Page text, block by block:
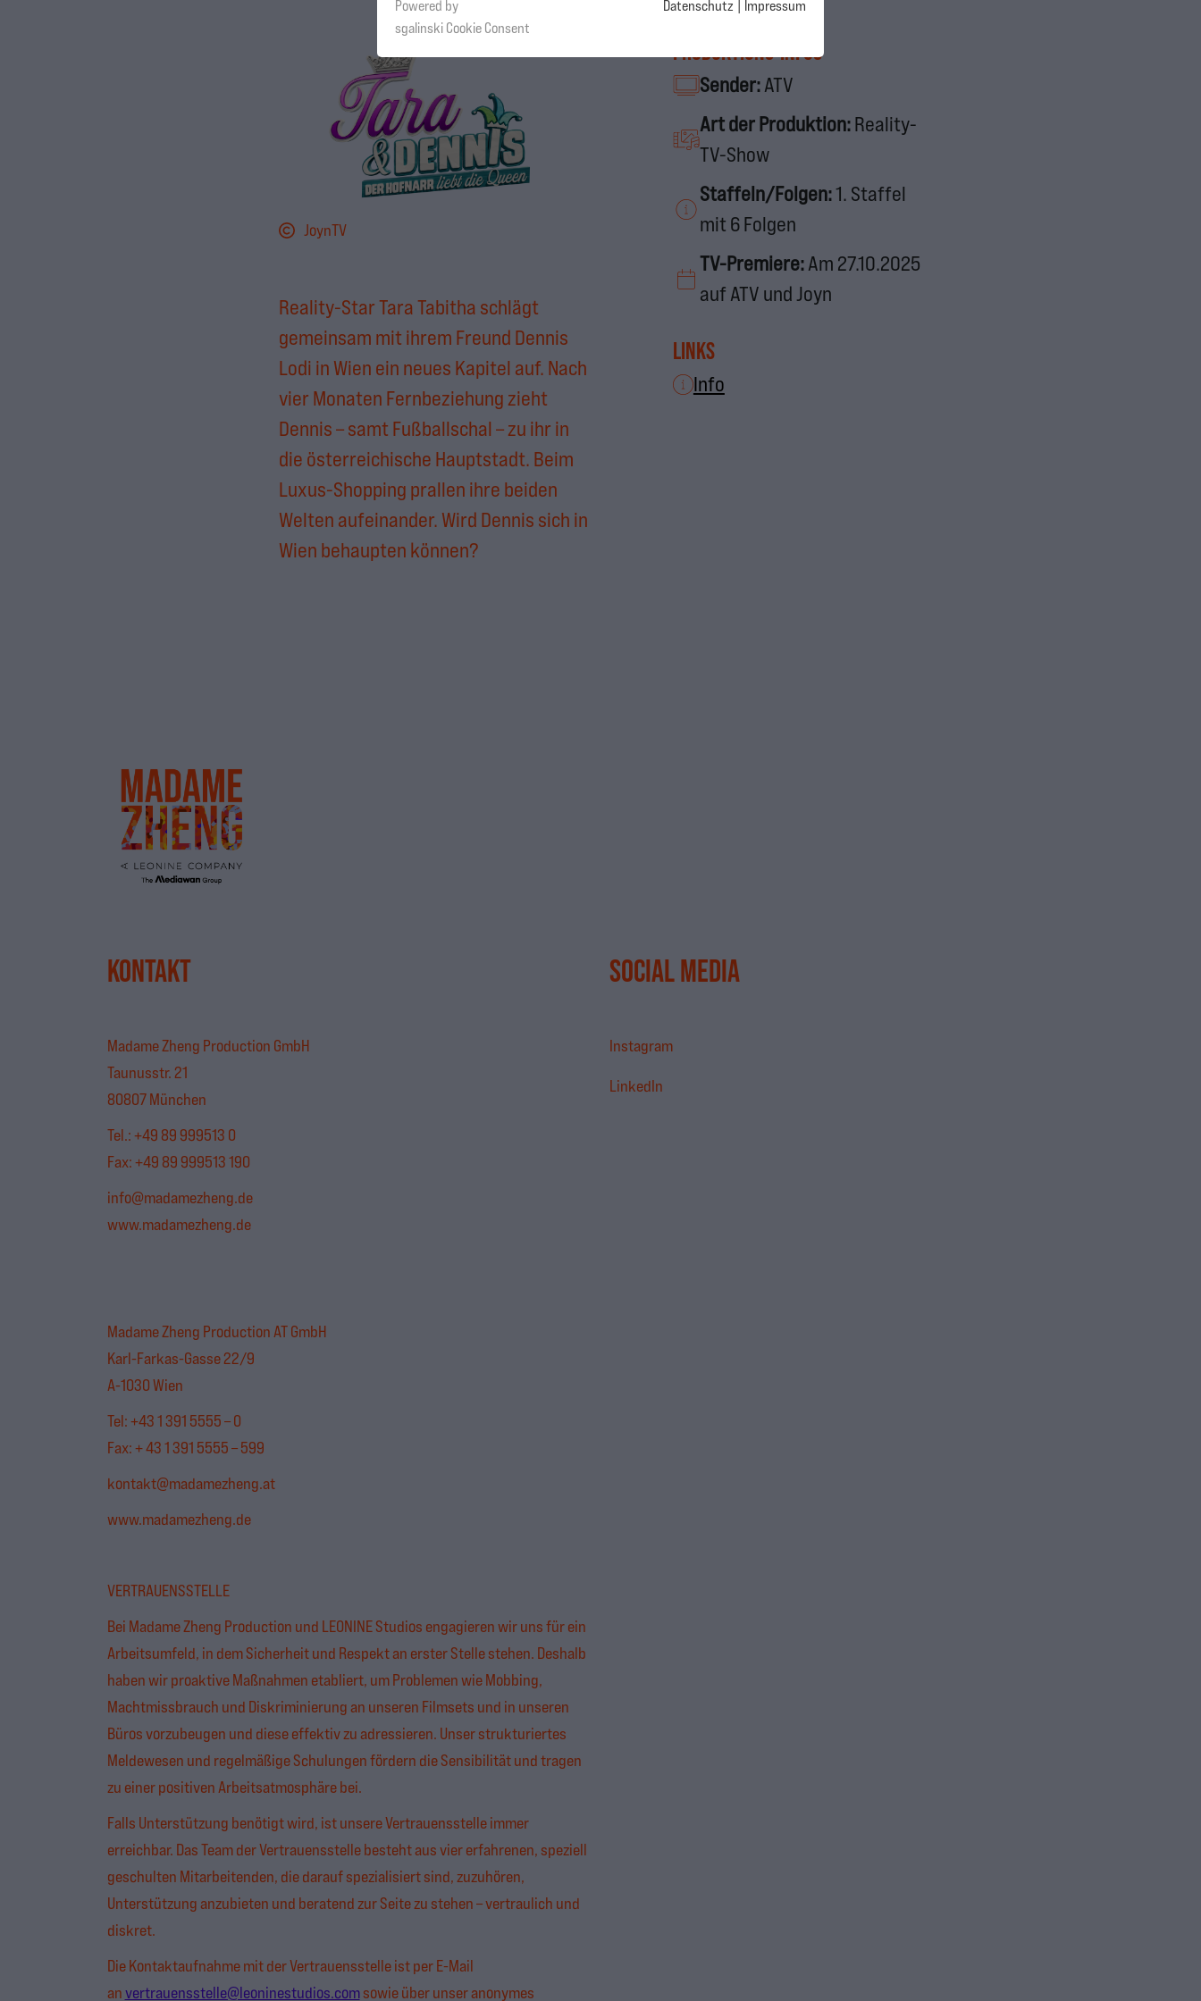
Powered by
sgalinski Cookie Consent
Datenschutz Impressum
JoynTV
Reality-Star Tara Tabitha schlägt
gemeinsam mit ihrem Freund Dennis
Lodi in Wien ein neues Kapitel auf. Nach
vier Monaten Fernbeziehung zieht
Dennis – samt Fußballschal – zu ihr in
die österreichische Hauptstadt. Beim
Luxus-Shopping prallen ihre beiden
Welten aufeinander. Wird Dennis sich in
Wien behaupten können?
Produktions-Infos
Sender:ATV
Art der Produktion:Reality-
TV-Show
Staffeln/Folgen:1. Staffel
mit 6 Folgen
TV-Premiere:Am 27.10.2025
auf ATV und Joyn
Links
Info
KONTAKT
Madame Zheng Production GmbH
Taunusstr. 21
80807 München
Tel.:+49 89 999513 0
Fax: +49 89 999513 190
info@madamezheng.de
www.madamezheng.de
Madame Zheng Production AT GmbH
Karl-Farkas-Gasse 22/9
A-1030 Wien
Tel: +43 1 391 5555 – 0
Fax: + 43 1 391 5555 – 599
kontakt@madamezheng.at
www.madamezheng.de
VERTRAUENSSTELLE
Bei Madame Zheng Production und LEONINE Studios engagieren wir uns für ein
Arbeitsumfeld, in dem Sicherheit und Respekt an erster Stelle stehen. Deshalb
haben wir proaktive Maßnahmen etabliert, um Problemen wie Mobbing,
Machtmissbrauch und Diskriminierung an unseren Filmsets und in unseren
Büros vorzubeugen und diese effektiv zu adressieren. Unser strukturiertes
Meldewesen und regelmäßige Schulungen fördern die Sensibilität und tragen
zu einer positiven Arbeitsatmosphäre bei.
Falls Unterstützung benötigt wird, ist unsere Vertrauensstelle immer
erreichbar. Das Team der Vertrauensstelle besteht aus vier erfahrenen, speziell
geschulten Mitarbeitenden, die darauf spezialisiert sind, zuzuhören,
Unterstützung anzubieten und beratend zur Seite zu stehen – vertraulich und
diskret.
Die Kontaktaufnahme mit der Vertrauensstelle ist per E-Mail
anvertrauensstelle@leoninestudios.comsowie über unser anonymes
SOCIAL MEDIA
Instagram
LinkedIn